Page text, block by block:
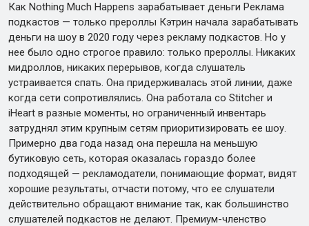
Как Nothing Much Happens зарабатывает деньги Реклама
подкастов — только прероллы Кэтрин начала зарабатывать
деньги на шоу в 2020 году через рекламу подкастов. Но у
нее было одно строгое правило: только прероллы. Никаких
мидроллов, никаких перерывов, когда слушатель
устраивается спать. Она придерживалась этой линии, даже
когда сети сопротивлялись. Она работала со Stitcher и
iHeart в разные моменты, но ограниченный инвентарь
затруднял этим крупным сетям приоритизировать ее шоу.
Примерно два года назад она перешла на меньшую
бутиковую сеть, которая оказалась гораздо более
подходящей — рекламодатели, понимающие формат, видят
хорошие результаты, отчасти потому, что ее слушатели
действительно обращают внимание так, как большинство
слушателей подкастов не делают. Премиум-членство